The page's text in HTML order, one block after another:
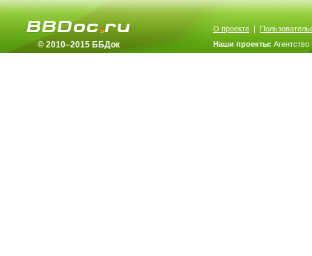
© 2010–2015 ББДок
О проекте |
Наши проекты: